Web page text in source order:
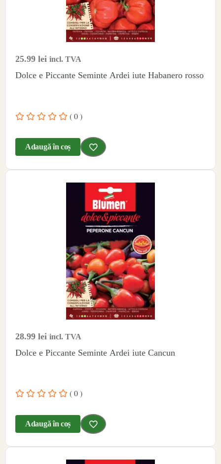
25.99 lei incl. TVA
Dolce e Piccante Seminte Ardei iute Habanero rosso
( 0 )
Adaugă în coș
28.99 lei incl. TVA
Dolce e Piccante Seminte Ardei iute Cancun
( 0 )
Adaugă în coș